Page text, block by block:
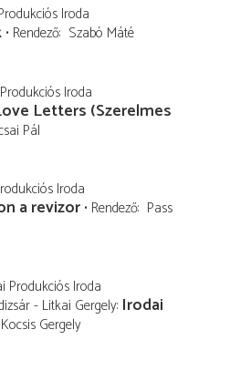
Iroda
Rendező Szabó Máté
Iroda
Letters (Szerelmes
Pál
Iroda
a revizor Rendező Pass
Produkciós Iroda
- Litkai Gergely Irodai
Kocsis Gergely